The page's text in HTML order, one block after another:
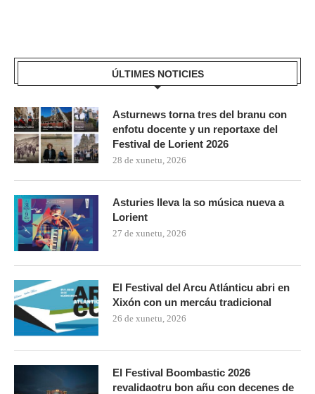
ÚLTIMES NOTICIES
Asturnews torna tres del branu con
enfotu docente y un reportaxe del
Festival de Lorient 2026
28 de xunetu, 2026
Asturies lleva la so música nueva a
Lorient
27 de xunetu, 2026
El Festival del Arcu Atlánticu abri en
Xixón con un mercáu tradicional
26 de xunetu, 2026
El Festival Boombastic 2026
revalidaotru bon añu con decenes de